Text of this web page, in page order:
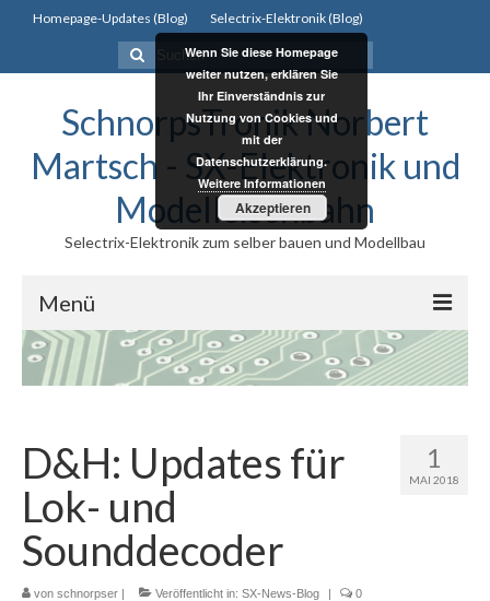
Homepage-Updates (Blog) Selectrix-Elektronik (Blog)
Suchen
nach:
SchnorpsTronik Norbert
Martsch - SX-Elektronik und
Modelleisenbahn
Selectrix-Elektronik zum selber bauen und Modellbau
Menü
Selectrix
Selectrix System
Selectrix Marktübersicht
Selectrix und RJ45-Netzwerkkabel
SX-News-Blog
1
MAI 2018
D&H: Updates für
Lok- und
Sounddecoder
von schnorpser | Veröffentlicht in: SX-News-Blog | 0
Wenn Sie diese Homepage
weiter nutzen, erklären Sie
Ihr Einverständnis zur
Nutzung von Cookies und
mit der
Datenschutzerklärung.
Weitere Informationen
Akzeptieren